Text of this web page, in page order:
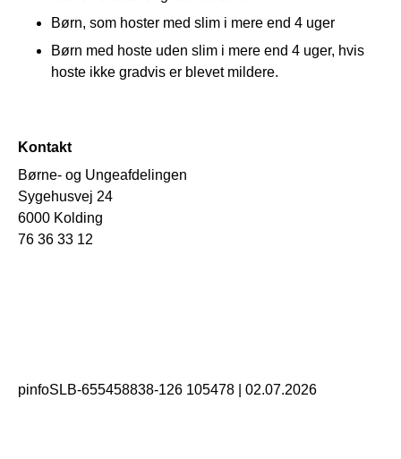
Børn, som hoster med slim i mere end 4 uger
Børn med hoste uden slim i mere end 4 uger, hvis
hoste ikke gradvis er blevet mildere.
Kontakt
Børne- og Ungeafdelingen
Sygehusvej 24
6000 Kolding
76 36 33 12
pinfoSLB-655458838-126 105478 02.07.2026